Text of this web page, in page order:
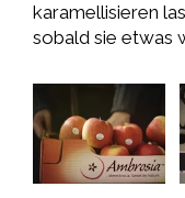
karamellisieren
sobald sie etwas